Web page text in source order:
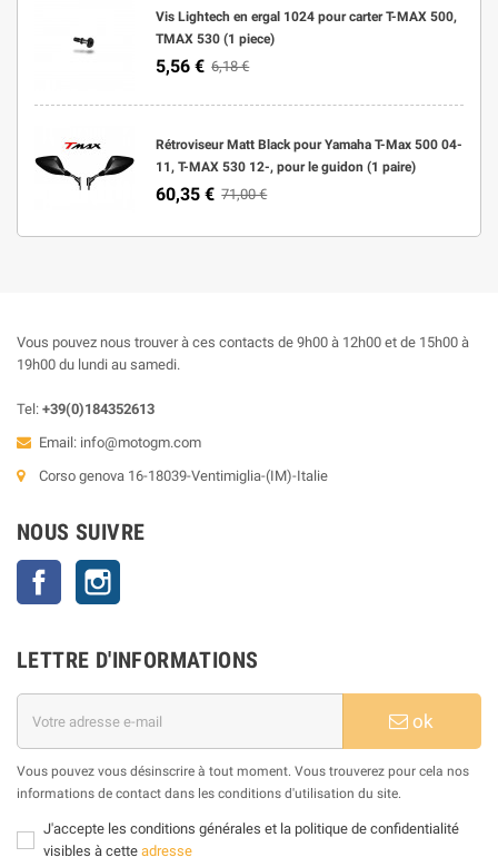
Vis Lightech en ergal 1024 pour carter T-MAX 500,
TMAX 530 (1 piece)
5,56 € 6,18 €
Rétroviseur Matt Black pour Yamaha T-Max 500 04-
11, T-MAX 530 12-, pour le guidon (1 paire)
60,35 € 71,00 €
Vous pouvez nous trouver à ces contacts de 9h00 à 12h00 et de 15h00 à
19h00 du lundi au samedi.
Tel: +39(0)184352613
Email: info@motogm.com
Corso genova 16-18039-Ventimiglia-(IM)-Italie
NOUS SUIVRE
Facebook
LETTRE D'INFORMATIONS
ok
Vous pouvez vous désinscrire à tout moment. Vous trouverez pour cela nos
informations de contact dans les conditions d'utilisation du site.
J'accepte les conditions générales et la politique de confidentialité
visibles à cette adresse